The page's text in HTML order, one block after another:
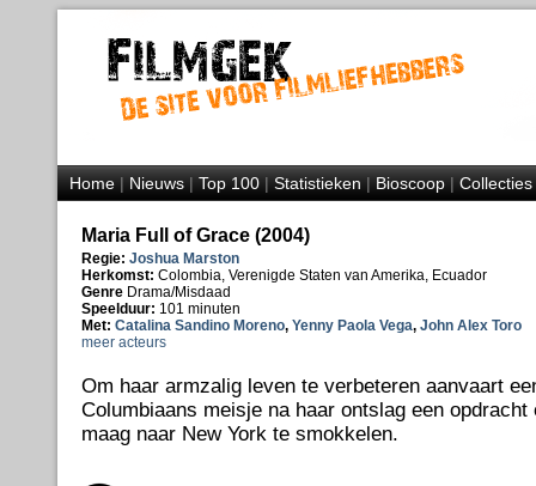
Home|Nieuws|Top 100|Statistieken|Bioscoop|Collecties
Maria Full of Grace (2004)
Regie: Joshua Marston
Herkomst: Colombia, Verenigde Staten van Amerika, Ecuador
Genre Drama/Misdaad
Speelduur: 101 minuten
Met: Catalina Sandino Moreno, Yenny Paola Vega, John Alex Toro
meer acteurs
Om haar armzalig leven te verbeteren aanvaart
Columbiaans meisje na haar ontslag een opdracht
maag naar New York te smokkelen.